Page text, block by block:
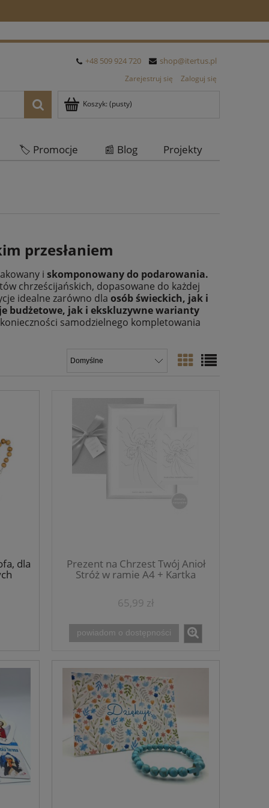
+48 509 924 720 shop@itertus.pl
Zarejestruj się Zaloguj się
Koszyk: (pusty)
🏷️ Promocje 📰 Blog
Projekty
przesłaniem
i skomponowany do podarowania.
chrześcijańskich, dopasowane do każdej
idealne zarówno dla osób świeckich, jak i
budżetowe, jak i ekskluzywne warianty
samodzielnego kompletowania
dla Prezent na Chrzest Twój Anioł
Stróż w ramie A4 + Kartka
65,99 zł
powiadom o dostępności